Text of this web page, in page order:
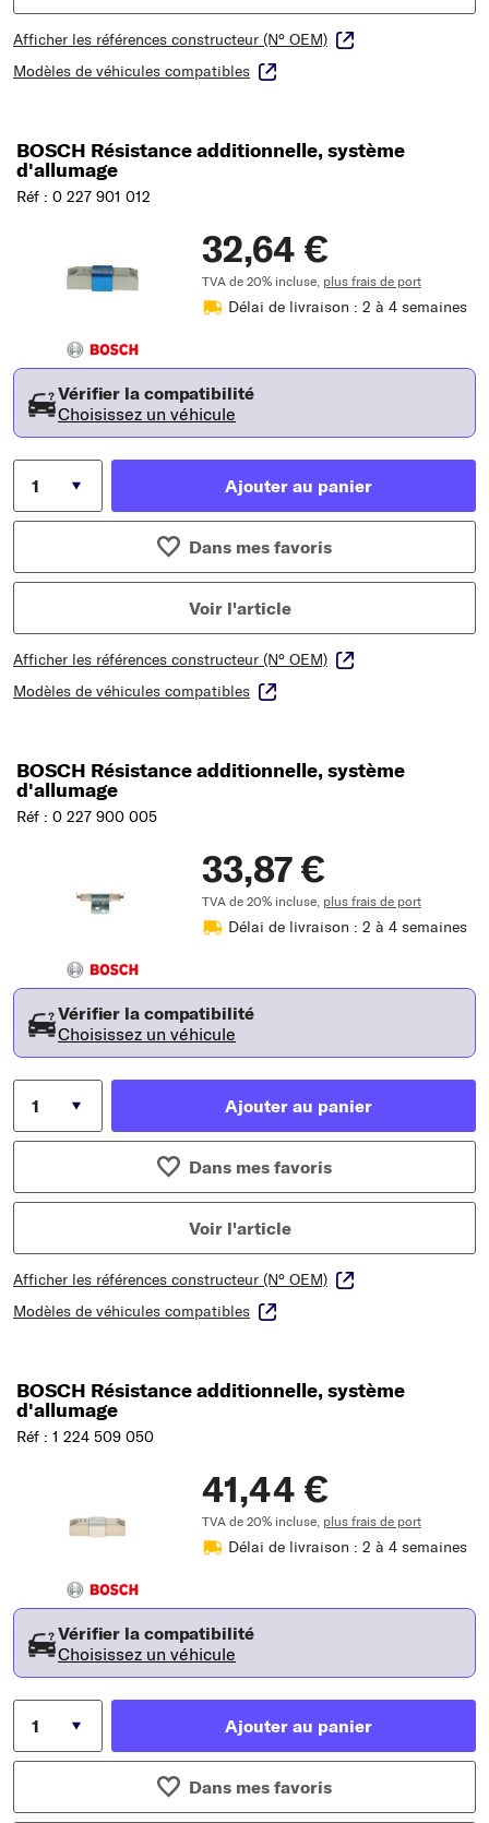
Afficher les références constructeur (N° OEM)
Modèles de véhicules compatibles
BOSCH Résistance additionnelle, système
d'allumage
Réf : 0 227 901 012
32,64 €
TVA de 20% incluse, plus frais de port
Délai de livraison : 2 à 4 semaines
Vérifier la compatibilité
Choisissez un véhicule
Ajouter au panier
Dans mes favoris
Voir l'article
Afficher les références constructeur (N° OEM)
Modèles de véhicules compatibles
BOSCH Résistance additionnelle, système
d'allumage
Réf : 0 227 900 005
33,87 €
TVA de 20% incluse, plus frais de port
Délai de livraison : 2 à 4 semaines
Vérifier la compatibilité
Choisissez un véhicule
Ajouter au panier
Dans mes favoris
Voir l'article
Afficher les références constructeur (N° OEM)
Modèles de véhicules compatibles
BOSCH Résistance additionnelle, système
d'allumage
Réf : 1 224 509 050
41,44 €
TVA de 20% incluse, plus frais de port
Délai de livraison : 2 à 4 semaines
Vérifier la compatibilité
Choisissez un véhicule
Ajouter au panier
Dans mes favoris